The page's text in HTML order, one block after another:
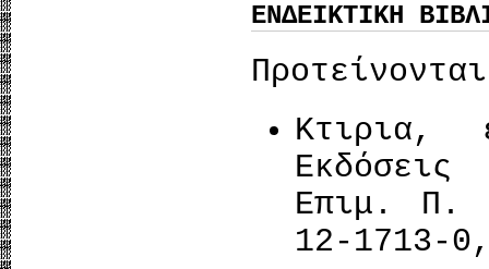
ΕΝΔΕΙΚΤΙΚΗ
Kτιρια,
Επιμ. Π.
12-1713-